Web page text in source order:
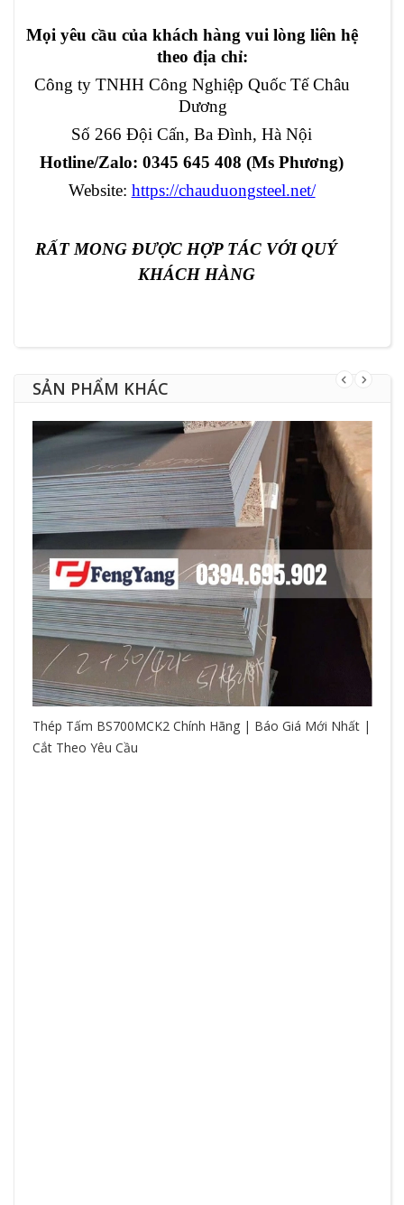
Mọi yêu cầu của khách hàng vui lòng liên hệ
theo địa chỉ:
Công ty TNHH Công Nghiệp Quốc Tế Châu
Dương
Số 266 Đội Cấn, Ba Đình, Hà Nội
Hotline/Zalo: 0345 645 408 (Ms Phương)
Website: https://chauduongsteel.net/
RẤT MONG ĐƯỢC HỢP TÁC VỚI QUÝ
KHÁCH HÀNG
SẢN PHẨM KHÁC
Thép Tấm BS700MCK2 Chính Hãng | Báo Giá Mới Nhất |
Cắt Theo Yêu Cầu